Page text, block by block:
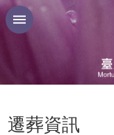
跳到主要內容區塊
遷葬資訊